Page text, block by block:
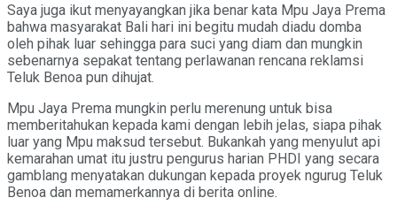
Saya juga ikut menyayangkan jika benar kata Mpu Jaya Prema
bahwa masyarakat Bali hari ini begitu mudah diadu domba
oleh pihak luar sehingga para suci yang diam dan mungkin
sebenarnya sepakat tentang perlawanan rencana reklamsi
Teluk Benoa pun dihujat.
Mpu Jaya Prema mungkin perlu merenung untuk bisa
memberitahukan kepada kami dengan lebih jelas, siapa pihak
luar yang Mpu maksud tersebut. Bukankah yang menyulut api
kemarahan umat itu justru pengurus harian PHDI yang secara
gamblang menyatakan dukungan kepada proyek ngurug Teluk
Benoa dan memamerkannya di berita online.